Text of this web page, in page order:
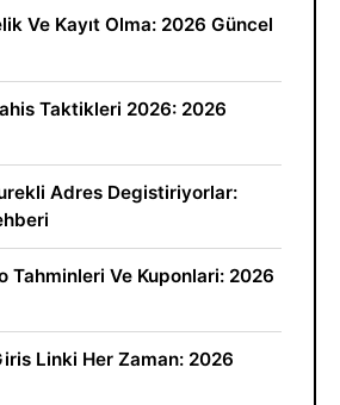
Ve Kayıt Olma: 2026 Güncel
Taktikleri 2026: 2026
Adres Degistiriyorlar:
Tahminleri Ve Kuponlari: 2026
Linki Her Zaman: 2026